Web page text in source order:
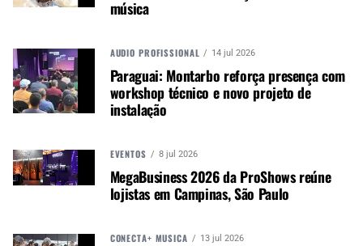
promover e divulgar o mercado e
iluminação e instrumentos
musicais. Nós amamos o que
fazemos.
A MÚSICA & MERCADO ESTÁ NO WHATSAPP!
Noticias que ajudam seu trabalho com a música.
música
AUDIO PROFISSIONAL 14 jul 2026
Paraguai: Montarbo reforça presença com
workshop técnico e novo projeto de
instalação
EVENTOS 8 jul 2026
MegaBusiness 2026 da ProShows reúne
lojistas em Campinas, São Paulo
CONECTA+ MÚSICA 13 jul 2026